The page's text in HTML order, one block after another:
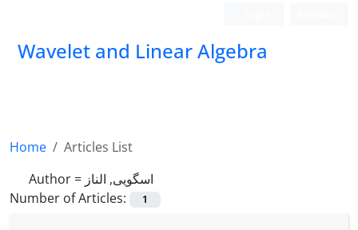
Wavelet and Linear Algebra
Home
Articles List
Author = اسگویی, الناز
Number of Articles:
1